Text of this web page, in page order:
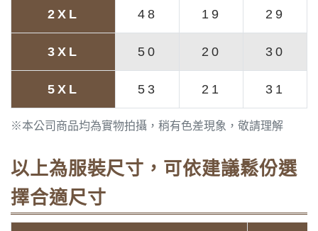
※本公司商品均為實物拍攝，稍有色差現象，敬請理解
2XL 48 19 29
3XL 50 20 30
5XL 53 21 31
以上為服裝尺寸，可依建議鬆份選
擇合適尺寸